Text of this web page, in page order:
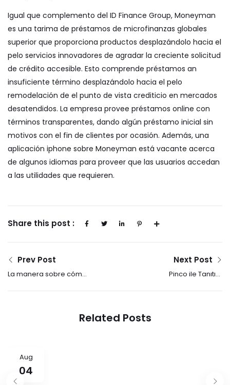
Igual que complemento del ID Finance Group, Moneyman
es una tarima de préstamos de microfinanzas globales
superior que proporciona productos desplazándolo hacia el
pelo servicios innovadores de agradar la creciente solicitud
de crédito accesible. Esto comprende préstamos an
insuficiente término desplazándolo hacia el pelo
remodelación de el punto de vista crediticio en mercados
desatendidos. La empresa provee préstamos online con
términos transparentes, dando algún préstamo inicial sin
motivos con el fin de clientes por ocasión. Además, una
aplicación iphone sobre Moneyman está vacante acerca
de algunos idiomas para proveer que las usuarios accedan
a las utilidades que requieren.
Share this post :
Prev Post
La manera sobre cómo
malestar crédito
Next Post
Pinco ile Tanıtım
Related Posts
Aug
04